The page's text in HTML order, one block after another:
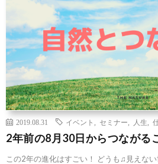
2019.08.31 イベント セミナー 人生
2年前の8月30日からつながる
この2年の進化はすごい！ どうも♫見えな